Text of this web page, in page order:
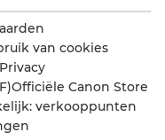
van cookies
Privacy
Officiële Canon Store
verkooppunten